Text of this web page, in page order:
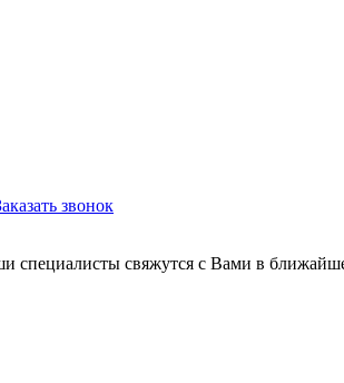
звонок
специалисты свяжутся с Вами в